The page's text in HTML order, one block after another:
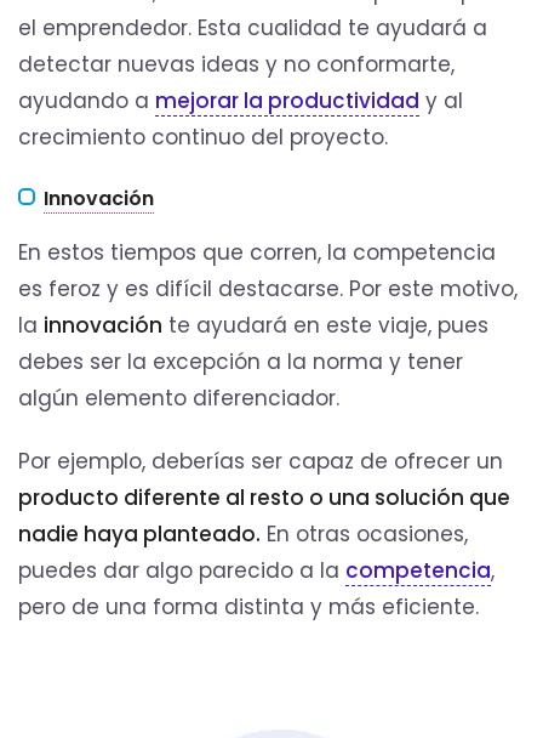
el emprendedor. Esta cualidad te ayudará a
detectar nuevas ideas y no conformarte,
ayudando a mejorar la productividad y al
crecimiento continuo del proyecto.
Innovación
En estos tiempos que corren, la competencia
es feroz y es difícil destacarse. Por este motivo,
la innovación te ayudará en este viaje, pues
debes ser la excepción a la norma y tener
algún elemento diferenciador.
Por ejemplo, deberías ser capaz de ofrecer un
producto diferente al resto o una solución que
nadie haya planteado. En otras ocasiones,
puedes dar algo parecido a la competencia,
pero de una forma distinta y más eficiente.